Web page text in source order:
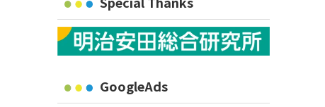
GoogleAds